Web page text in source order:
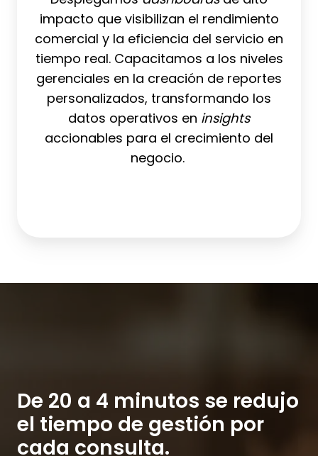
impacto que visibilizan el rendimiento
comercial y la eficiencia del servicio en
tiempo real. Capacitamos a los niveles
gerenciales en la creación de reportes
personalizados, transformando los
datos operativos en insights
accionables para el crecimiento del
negocio.
decisiones
De 20 a 4 minutos se redujo
el tiempo de gestión por
cada consulta.